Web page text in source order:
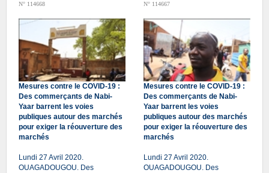
N° 114668
N° 114667
Mesures contre le COVID-19 :
Des commerçants de Nabi-
Yaar barrent les voies
publiques autour des marchés
pour exiger la réouverture des
marchés
Lundi 27 Avril 2020.
OUAGADOUGOU. Des
Mesures contre le COVID-19 :
Des commerçants de Nabi-
Yaar barrent les voies
publiques autour des marchés
pour exiger la réouverture des
marchés
Lundi 27 Avril 2020.
OUAGADOUGOU. Des